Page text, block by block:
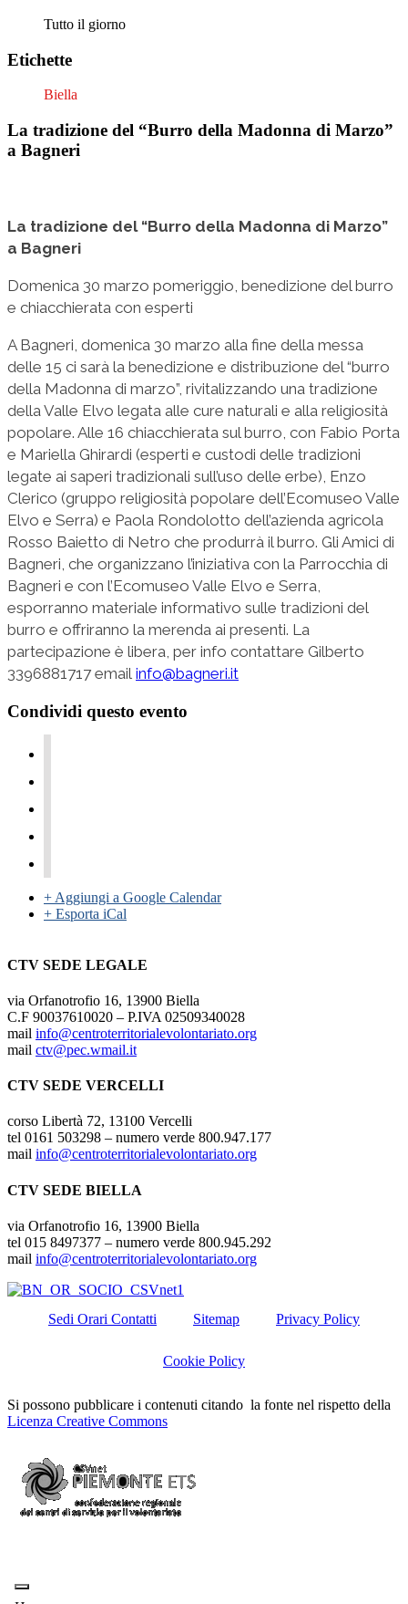
Tutto il giorno
Etichette
Biella
La tradizione del “Burro della Madonna di Marzo”
a Bagneri
La tradizione del “Burro della Madonna di Marzo”
a Bagneri
Domenica 30 marzo pomeriggio, benedizione del burro
e chiacchierata con esperti
A Bagneri, domenica 30 marzo alla fine della messa
delle 15 ci sarà la benedizione e distribuzione del “burro
della Madonna di marzo”, rivitalizzando una tradizione
della Valle Elvo legata alle cure naturali e alla religiosità
popolare. Alle 16 chiacchierata sul burro, con Fabio Porta
e Mariella Ghirardi (esperti e custodi delle tradizioni
legate ai saperi tradizionali sull’uso delle erbe), Enzo
Clerico (gruppo religiosità popolare dell’Ecomuseo Valle
Elvo e Serra) e Paola Rondolotto dell’azienda agricola
Rosso Baietto di Netro che produrrà il burro. Gli Amici di
Bagneri, che organizzano l’iniziativa con la Parrocchia di
Bagneri e con l’Ecomuseo Valle Elvo e Serra,
esporranno materiale informativo sulle tradizioni del
burro e offriranno la merenda ai presenti. La
partecipazione è libera, per info contattare Gilberto
3396881717 email info@bagneri.it
Condividi questo evento
+ Aggiungi a Google Calendar
+ Esporta iCal
CTV SEDE LEGALE
via Orfanotrofio 16, 13900 Biella
C.F 90037610020 – P.IVA 02509340028
mail info@centroterritorialevolontariato.org
mail ctv@pec.wmail.it
CTV SEDE VERCELLI
corso Libertà 72, 13100 Vercelli
tel 0161 503298 – numero verde 800.947.177
mail info@centroterritorialevolontariato.org
CTV SEDE BIELLA
via Orfanotrofio 16, 13900 Biella
tel 015 8497377 – numero verde 800.945.292
mail info@centroterritorialevolontariato.org
Sedi Orari Contatti Sitemap Privacy Policy
Cookie Policy
Si possono pubblicare i contenuti citando la fonte nel rispetto della
Licenza Creative Commons